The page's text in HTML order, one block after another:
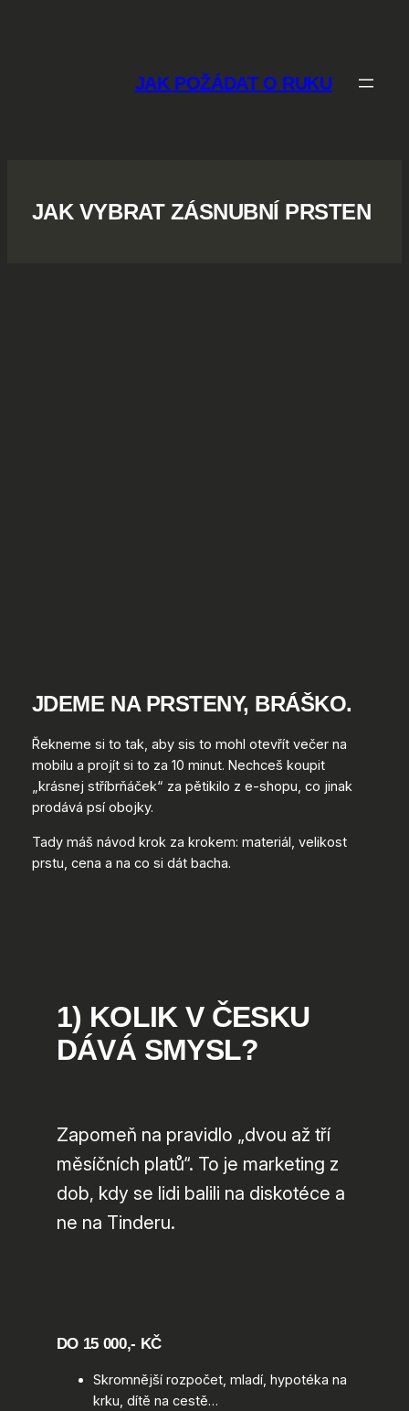
JAK POŽÁDAT O RUKU
JAK VYBRAT ZÁSNUBNÍ PRSTEN
JDEME NA PRSTENY, BRÁŠKO.
Řekneme si to tak, aby sis to mohl otevřít večer na
mobilu a projít si to za 10 minut. Nechceš koupit
„krásnej stříbrňáček“ za pětikilo z e-shopu, co jinak
prodává psí obojky.
Tady máš návod krok za krokem: materiál, velikost
prstu, cena a na co si dát bacha.
1) KOLIK V ČESKU
DÁVÁ SMYSL?
Zapomeň na pravidlo „dvou až tří
měsíčních platů“. To je marketing z
dob, kdy se lidi balili na diskotéce a
ne na Tinderu.
DO 15 000,- KČ
Skromnější rozpočet, mladí, hypotéka na
krku, dítě na cestě…